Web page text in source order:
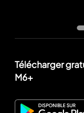
Télécharger
M6+